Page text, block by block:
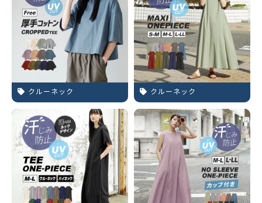
クルーネック クルーネック